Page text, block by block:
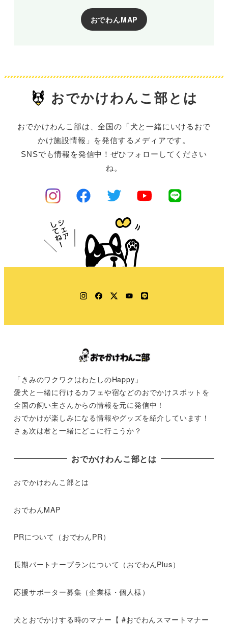
おでわんMAP
おでかけわんこ部とは
おでかけわんこ部は、全国の「犬と一緒にいけるおで
かけ施設情報」を発信するメディアです。
SNSでも情報を発信中！ぜひフォローしてください
ね。
Instagram
Facebook
TwitterYouTube
LINE
「きみのワクワクはわたしのHappy」
愛犬と一緒に行けるカフェや宿などのおでかけスポットを
全国の飼い主さんからの情報を元に発信中！
おでかけが楽しみになる情報やグッズを紹介しています！
さぁ次は君と一緒にどこに行こうか？
おでかけわんこ部とは
おでかけわんこ部とは
おでわんMAP
PRについて（おでわんPR）
長期パートナープランについて（おでわんPlus）
応援サポーター募集（企業様・個人様）
犬とおでかけする時のマナー【 #おでわんスマートマナー